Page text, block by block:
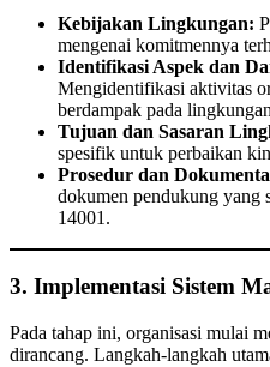
Kebijakan Lingkungan:
mengenai komitmennya
Identifikasi Aspek dan
Mengidentifikasi aktivitas
berdampak pada
Tujuan dan Sasaran
spesifik untuk perbaikan
Prosedur dan
dokumen pendukung yang
14001.
3. Implementasi Sistem
Pada tahap ini, organisasi mulai
dirancang. Langkah-langkah